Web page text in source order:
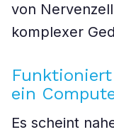
von
komplexer
ein
Es scheint